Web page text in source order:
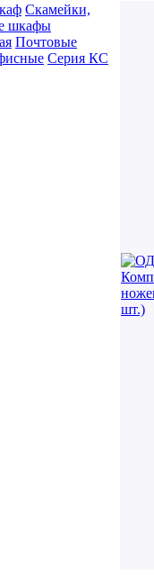
Скамейки,
шкафы
Почтовые
Серия КC